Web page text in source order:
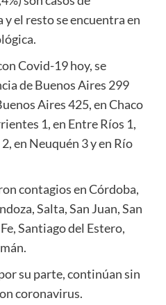
el resto se encuentra en
Covid-19 hoy, se
de Buenos Aires 299
Aires 425, en Chaco
1, en Entre Ríos 1,
en Neuquén 3 y en Río
contagios en Córdoba,
Salta, San Juan, San
Santiago del Estero,
su parte, continúan sin
coronavirus.